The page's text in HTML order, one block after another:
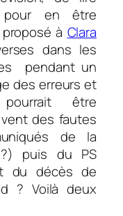
pour en être
à Clara
dans les
pendant un
des erreurs et
être
des fautes
de la
?) puis du PS
du décès de
? Voilà deux